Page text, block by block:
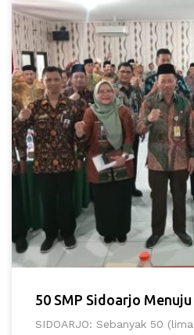
50 SMP Sidoarjo
SIDOARJO: Sebanyak 50